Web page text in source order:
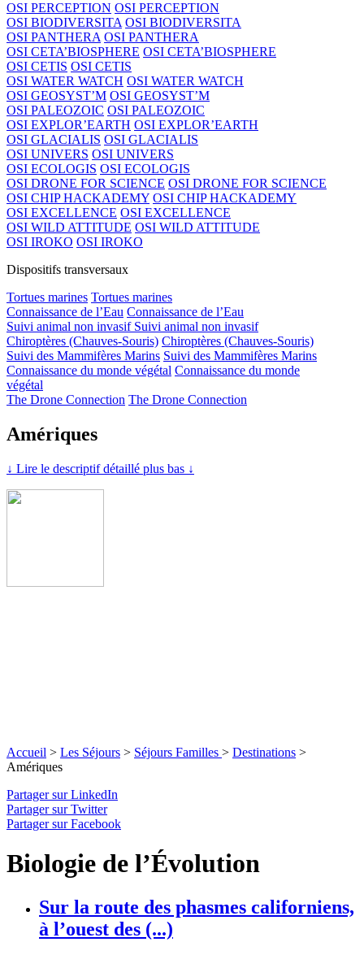
OSI PERCEPTION OSI PERCEPTION
OSI BIODIVERSITA OSI BIODIVERSITA
OSI PANTHERA OSI PANTHERA
OSI CETA’BIOSPHERE OSI CETA’BIOSPHERE
OSI CETIS OSI CETIS
OSI WATER WATCH OSI WATER WATCH
OSI GEOSYST’M OSI GEOSYST’M
OSI PALEOZOIC OSI PALEOZOIC
OSI EXPLOR’EARTH OSI EXPLOR’EARTH
OSI GLACIALIS OSI GLACIALIS
OSI UNIVERS OSI UNIVERS
OSI ECOLOGIS OSI ECOLOGIS
OSI DRONE FOR SCIENCE OSI DRONE FOR SCIENCE
OSI CHIP HACKADEMY OSI CHIP HACKADEMY
OSI EXCELLENCE OSI EXCELLENCE
OSI WILD ATTITUDE OSI WILD ATTITUDE
OSI IROKO OSI IROKO
Dispositifs transversaux
Tortues marines Tortues marines
Connaissance de l’Eau Connaissance de l’Eau
Suivi animal non invasif Suivi animal non invasif
Chiroptères (Chauves-Souris) Chiroptères (Chauves-Souris)
Suivi des Mammifères Marins Suivi des Mammifères Marins
Connaissance du monde végétal Connaissance du monde
végétal
The Drone Connection The Drone Connection
Amériques
↓ Lire le descriptif détaillé plus bas ↓
Accueil > Les Séjours > Séjours Familles > Destinations >
Amériques
Partager sur LinkedIn
Partager sur Twitter
Partager sur Facebook
Biologie de l’Évolution
Sur la route des phasmes californiens,
à l’ouest des (...)